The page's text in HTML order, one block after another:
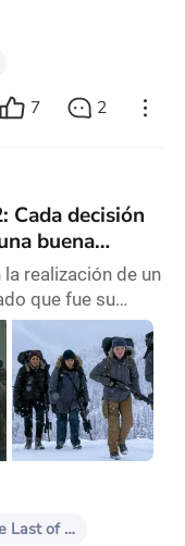
7 2
Cada decisión
buena
realización de un
que fue su
fanáticos que
Us” que en
consolidar la
y que no solo
de ese año para
de c
The Last of Us